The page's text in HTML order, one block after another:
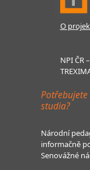
O
NPI ČR
studia?
Národní
informačně
Senovážné